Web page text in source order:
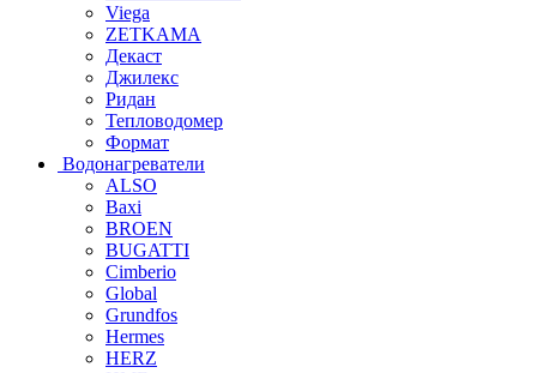
Viega
ZETKAMA
Декаст
Джилекс
Ридан
Тепловодомер
Формат
Водонагреватели
ALSO
Baxi
BROEN
BUGATTI
Cimberio
Global
Grundfos
Hermes
HERZ